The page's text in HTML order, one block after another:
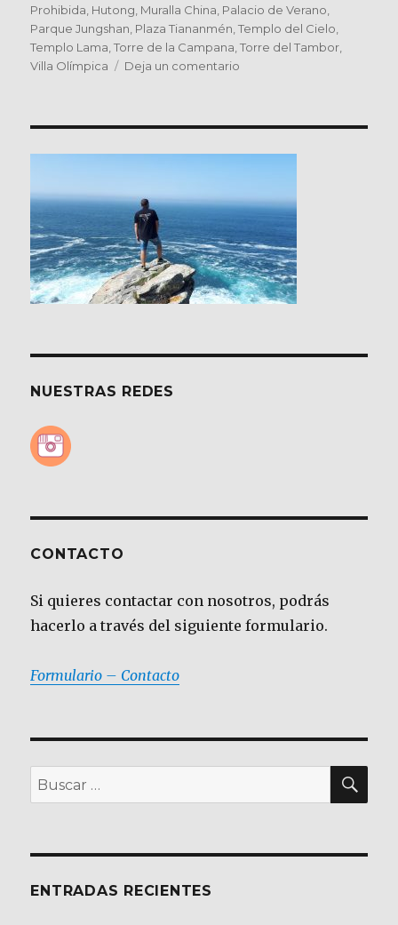
el
Prohibida, Hutong, Muralla China, Palacio de Verano,
Parque Jungshan, Plaza Tiananmén,Templo del Cielo,
Templo Lama,Torre de la Campana,Torre del Tambor,
Villa Olímpica
Deja un comentario
北
por
Asia
III
NUESTRAS REDES
CONTACTO
Si quieres contactar con nosotros, podrás
hacerlo a través del siguiente formulario.
Formulario – Contacto
Buscar
por:
ENTRADAS RECIENTES